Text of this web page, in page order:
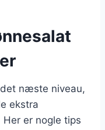
næste niveau,
ekstra
er nogle tips